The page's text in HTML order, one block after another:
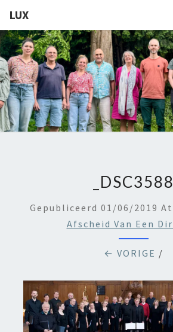
LUX
Onder
Leiding
Van
Ploka
_DSC3588
Gepubliceerd 01/06/2019 At
Afscheid Van Een
← VORIGE /